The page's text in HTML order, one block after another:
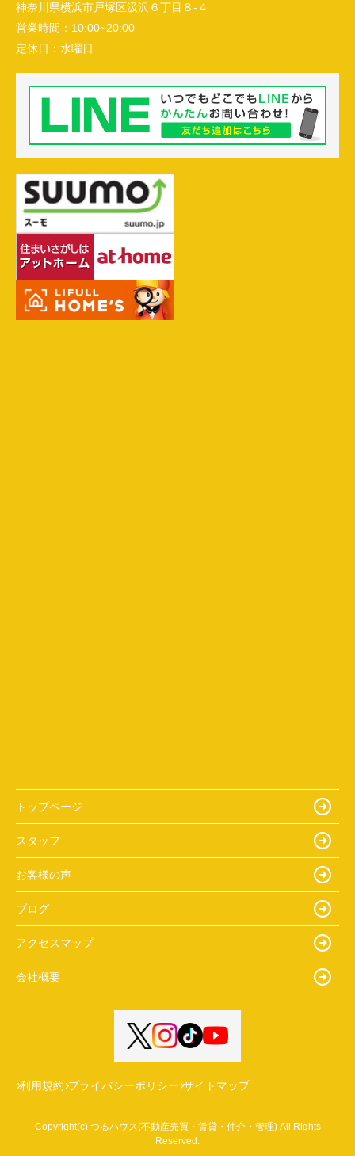
神奈川県横浜市戸塚区汲沢６丁目８-４
営業時間： 10:00~20:00
定休日： 水曜日
トップページ
スタッフ
お客様の声
ブログ
アクセスマップ
会社概要
利用規約 プライバシーポリシー サイトマップ
Copyright(c) つるハウス(不動産売買・賃貸・仲介・管理) All Rights
Reserved.